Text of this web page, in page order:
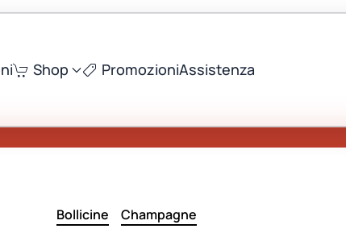
Shop PromozioniAssistenza
Bollicine Champagne